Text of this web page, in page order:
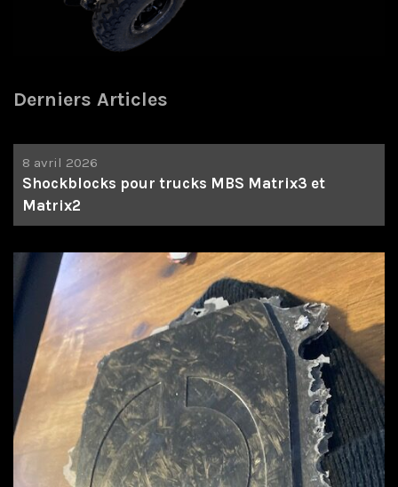
Derniers Articles
8 avril 2026
Shockblocks pour trucks MBS Matrix3 et
Matrix2